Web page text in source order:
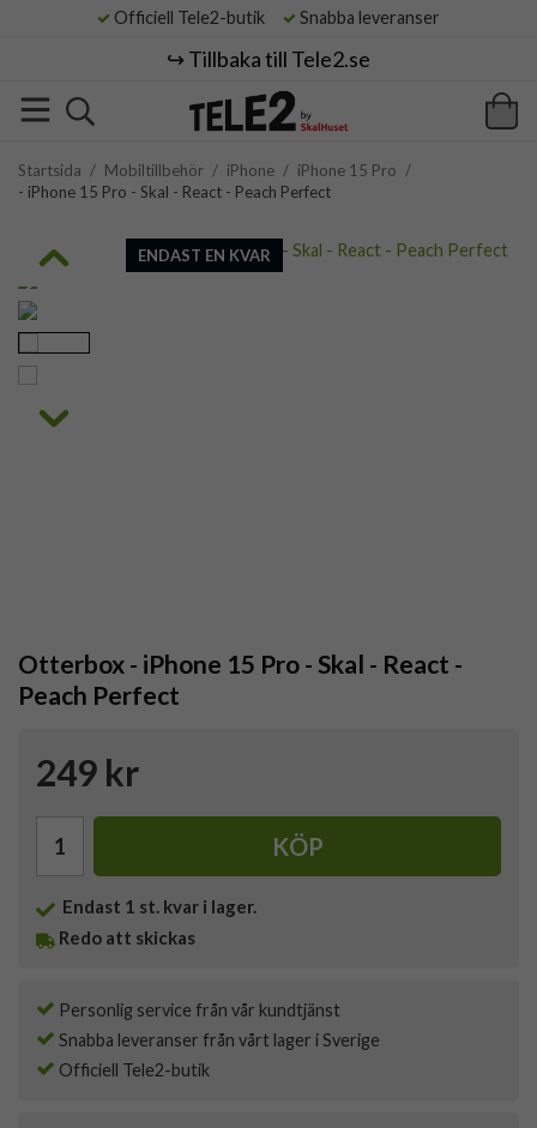
Officiell Tele2-butik Snabba leveranser
↪️ Tillbaka till Tele2.se
Startsida / Mobiltillbehör / iPhone / iPhone 15 Pro /
- iPhone 15 Pro - Skal - React - Peach Perfect
ENDAST EN KVAR
Otterbox - iPhone 15 Pro - Skal - React -
Peach Perfect
249 kr
KÖP
Endast 1 st. kvar i lager.
Redo att skickas
Personlig service från vår kundtjänst
Snabba leveranser från vårt lager i Sverige
Officiell Tele2-butik